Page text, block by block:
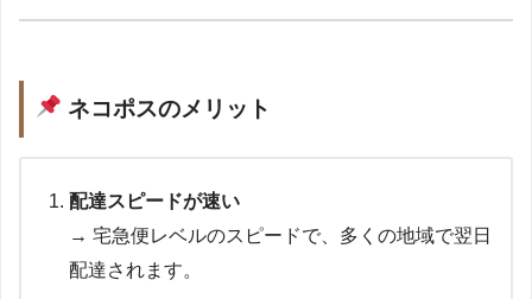
ネコポスのメリット
配達スピードが速い
→ 宅急便レベルのスピードで、多くの地域で翌日
配達されます。